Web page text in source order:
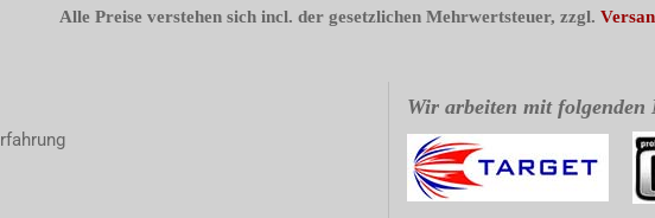
Alle Preise verstehen sich incl. der gesetzlichen Mehrwertsteuer, zzgl.
Wir arbeiten mit folgenden